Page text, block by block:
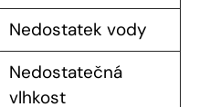
Nedostatek vody
Nedostatečná
vlhkost